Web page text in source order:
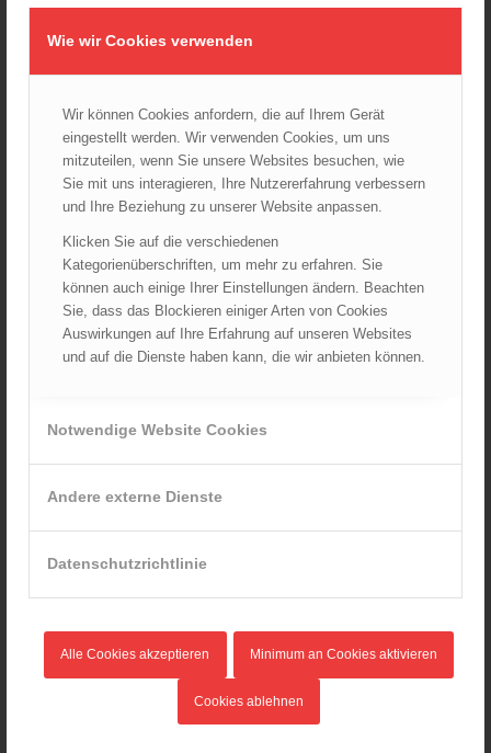
Wie wir Cookies verwenden
Wir können Cookies anfordern, die auf Ihrem Gerät
eingestellt werden. Wir verwenden Cookies, um uns
mitzuteilen, wenn Sie unsere Websites besuchen, wie
Sie mit uns interagieren, Ihre Nutzererfahrung verbessern
und Ihre Beziehung zu unserer Website anpassen.
Klicken Sie auf die verschiedenen
Kategorienüberschriften, um mehr zu erfahren. Sie
können auch einige Ihrer Einstellungen ändern. Beachten
Sie, dass das Blockieren einiger Arten von Cookies
Auswirkungen auf Ihre Erfahrung auf unseren Websites
und auf die Dienste haben kann, die wir anbieten können.
Notwendige Website Cookies
Andere externe Dienste
Datenschutzrichtlinie
Alle Cookies akzeptieren Minimum an Cookies aktivieren
Cookies ablehnen
Feuerwehrsport-Set 4-teilig
52,14€
ÖBFV Medien GmbH